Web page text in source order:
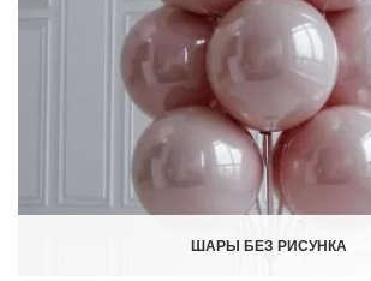
ШАРЫ БЕЗ РИСУНКА